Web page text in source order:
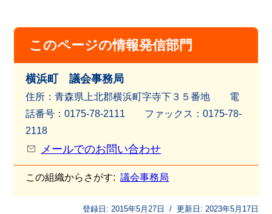
このページの情報発信部門
横浜町 議会事務局
住所：青森県上北郡横浜町字寺下３５番地 電
話番号：0175-78-2111 ファッ クス：0175-78-
2118
メールでのお問い合わせ
この組織からさがす:議会事務局
登録日: 2015年5月27日 / 更新日: 2023年5月17日